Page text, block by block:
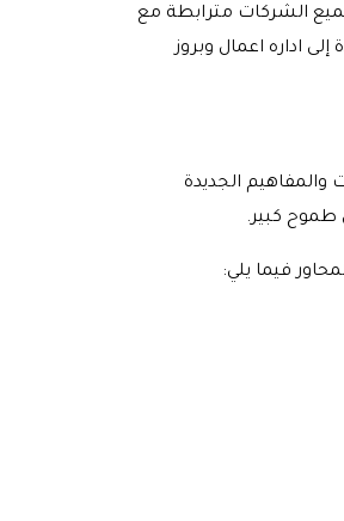
الشركات مترابطة مع
اداره اعمال وبروز
الجديدة
طموح كبير.
فيما يلي: